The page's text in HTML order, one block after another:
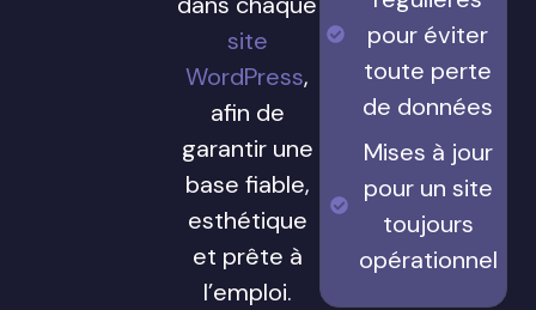
site
WordPress,
afin de
garantir une
base fiable,
esthétique
et prête à
l’emploi.
pour éviter
toute perte
de données
Mises à jour
pour un site
toujours
opérationnel